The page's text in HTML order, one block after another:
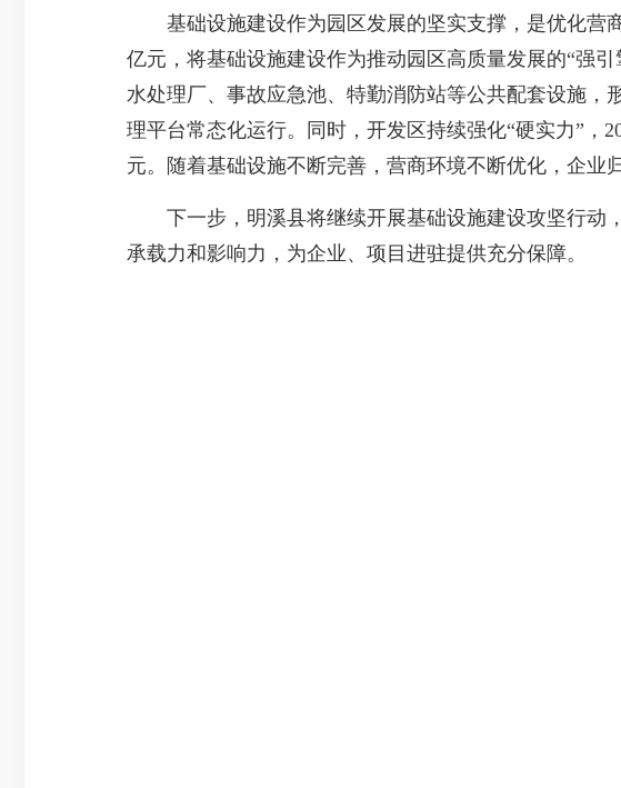
基础设施建设作为园区发展的坚实支撑，是优化营
亿元，将基础设施建设作为推动园区高质量发展的“强
水处理厂、事故应急池、特勤消防站等公共配套设施，
理平台常态化运行。同时，开发区持续强化“硬实力”，
元。随着基础设施不断完善，营商环境不断优化，企业
下一步，明溪县将继续开展基础设施建设攻坚行动
承载力和影响力，为企业、项目进驻提供充分保障。